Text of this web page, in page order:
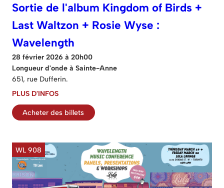
Sortie de l'album Kingdom of Birds +
Last Waltzon + Rosie Wyse :
Wavelength
28 février 2026 à 20h00
Longueur d'onde à Sainte-Anne
651, rue Dufferin.
PLUS D'INFOS
Acheter des billets
WL 908